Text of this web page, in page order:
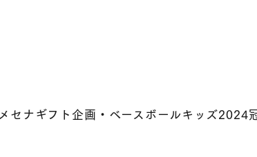
セナギフト企画・ベースボールキッズ2024